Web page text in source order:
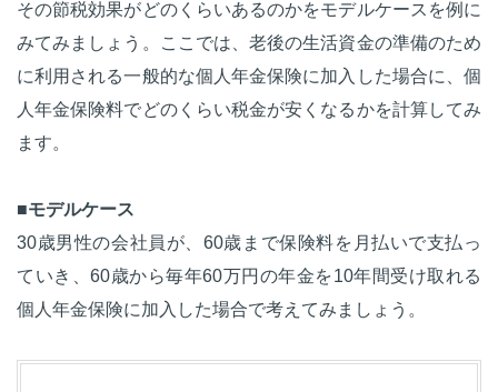
その節税効果がどのくらいあるのかをモデルケースを例に
みてみましょう。ここでは、老後の生活資金の準備のため
に利用される一般的な個人年金保険に加入した場合に、個
人年金保険料でどのくらい税金が安くなるかを計算してみ
ます。
■モデルケース
30歳男性の会社員が、60歳まで保険料を月払いで支払っ
ていき、60歳から毎年60万円の年金を10年間受け取れる
個人年金保険に加入した場合で考えてみましょう。